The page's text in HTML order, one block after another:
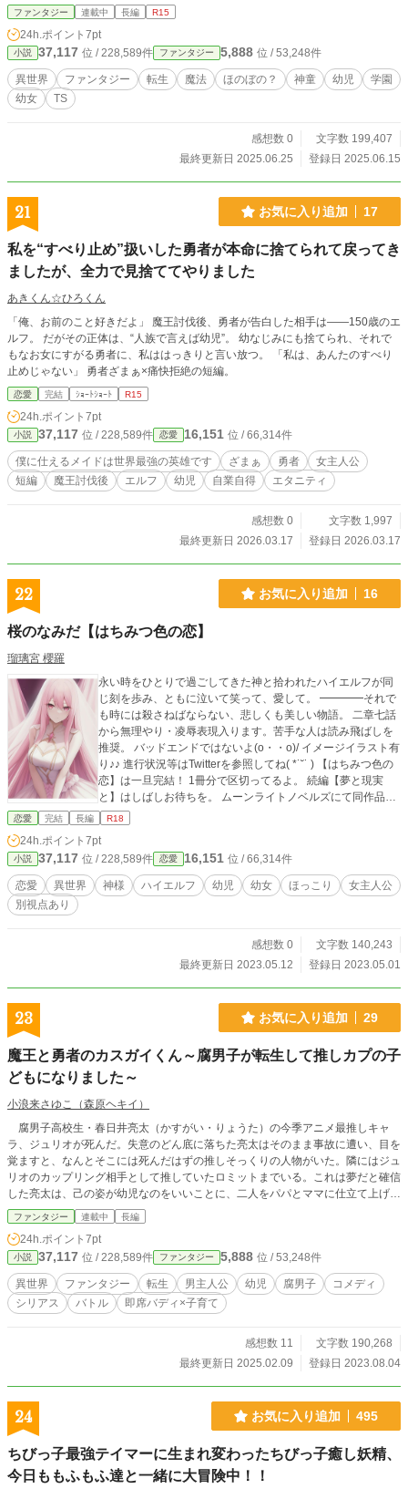
ては台詞が平仮名のみのモノ、カタカナ混じりのモノになっ
長とともに読みやすくなります。 ※残酷描写/暴力描写→一話
で社会人の主人公が包丁で滅多刺しにされます。やだなー、
と思った方は二話から読んでください。しばらくは読めると
思います。 ※性的表現→主人公が赤ちゃんになります。赤ち
ファンタジー 連載中 長編 R15
24h.ポイント 7pt
小説 37,117 位 / 228,589件 ファンタジー 5,888 位 / 53,248件
異世界 ファンタジー 転生 魔法 ほのぼの？ 神童 幼児
学園
幼女
TS
感想数 0
文字数 199,407
最終更新日 2025.06.25
登録日 2025.06.15
21 お気に入り追加 17
私を“すべり止め”扱いした勇者が本命に捨てられて戻ってき
ましたが、全力で見捨ててやりました
あきくん☆ひろくん
「俺、お前のこと好きだよ」 魔王討伐後、勇者が告白した相手は――150歳のエ
ルフ。 だがその正体は、“人族で言えば幼児”。 幼なじみにも捨てられ、それで
もなお女にすがる勇者に、私ははっきりと言い放つ。 「私は、あんたのすべり
止めじゃない」 勇者ざまぁ×痛快拒絶の短編。
恋愛 完結 ｼｮｰﾄｼｮｰﾄ R15
24h.ポイント 7pt
小説 37,117 位 / 228,589件 恋愛 16,151 位 / 66,314件
僕に仕えるメイドは世界最強の英雄です ざまぁ 勇者
女主人公
短編
魔王討伐後 エルフ 幼児 自業自得 エタニティ
感想数 0
文字数 1,997
最終更新日 2026.03.17
登録日 2026.03.17
22 お気に入り追加 16
桜のなみだ【はちみつ色の恋】
瑠璃宮 櫻羅
永い時をひとりで過ごしてきた神と拾われたハイエルフが同
じ刻を歩み、ともに泣いて笑って、愛して。 ━━━━それで
も時には殺さねばならない、悲しくも美しい物語。 二章七話
から無理やり・凌辱表現入ります。苦手な人は読み飛ばしを
推奨。 バッドエンドではないよ(o・・o)/ イメージイラスト有
り♪♪ 進行状況等はTwitterを参照してね( *˙˘˙ ) 【はちみつ色の
恋】は一旦完結！ 1冊分で区切ってるよ。 続編【夢と現実
と】はしばしお待ちを。 ムーンライトノベルズにて同作品掲
載。 スピンオフ作品の 『とある生真面目軍人の慕情』と
恋愛 完結 長編 R18
24h.ポイント 7pt
小説 37,117 位 / 228,589件 恋愛 16,151 位 / 66,314件
恋愛 異世界 神様 ハイエルフ 幼児 幼女 ほっこり
女主人公
別視点あり
感想数 0
文字数 140,243
最終更新日 2023.05.12
登録日 2023.05.01
23 お気に入り追加 29
魔王と勇者のカスガイくん～腐男子が転生して推しカプの子
どもになりました～
小浪来さゆこ（森原ヘキイ）
腐男子高校生・春日井亮太（かすがい・りょうた）の今季アニメ最推しキャ
ラ、ジュリオが死んだ。失意のどん底に落ちた亮太はそのまま事故に遭い、目を
覚ますと、なんとそこには死んだはずの推しそっくりの人物がいた。隣にはジュ
リオのカップリング相手として推していたロミットまでいる。これは夢だと確信
した亮太は、己の姿が幼児なのをいいことに、二人をパパとママに仕立て上げ、
その子どもとして一緒に暮らすことになる。 けれどそこは夢ではなく現実
で、二人はジュリオとロミットではなくユラとマオで、そしてそれぞれ勇者と魔
王という特殊な肩書を背負っていた。 とはいっても、魔物と人間の戦争の時
代は、もはや過去の話。現在の平和な新時代では単なる職業にしか過ぎず、ユラ
とマオは博物館のアンバサダーとして、遺跡探索や幻獣退治などに従事してい
た。そんなところに子どもの亮太——改め、イリスがひょっこり増えたものだか
ら、やれ新居だ！ やれマリッジブルーだ！ などと家族の問題が次から次へと
爆発させて――そんな思惑が死ぬほどうまくいかないこともあれば、逆に想定外
のインパクトが発生することもあり、世にも不思議な疑似家族は連日連夜てんや
れていたユラとマオの間には大きな壁があった。 旧時代は終わっていない。
勇者と魔王は、いつか必ず殺し合う。それが、この世界の絶対のルール。 「そ
んなの知ったこっちゃありません！ ぼくはカスガイです！ パパとママを絶対
に離れ離れになんてさせません！」 そう、すべては推しカプの幸せのため
に！ それを邪魔する世界ならぶっ壊してやる！ などとシリアスやバトルを
ちょっと挟みつつも、基本的にはコメディ全開でお送りしています。 魔王と
ファンタジー 連載中 長編
24h.ポイント 7pt
小説 37,117 位 / 228,589件 ファンタジー 5,888 位 / 53,248件
異世界 ファンタジー 転生 男主人公 幼児 腐男子
コメディ
シリアス
バトル 即席バディ×子育て
感想数 11
文字数 190,268
最終更新日 2025.02.09
登録日 2023.08.04
24 お気に入り追加 495
ちびっ子最強テイマーに生まれ変わったちびっ子癒し妖精、
今日ももふもふ達と一緒に大冒険中！！